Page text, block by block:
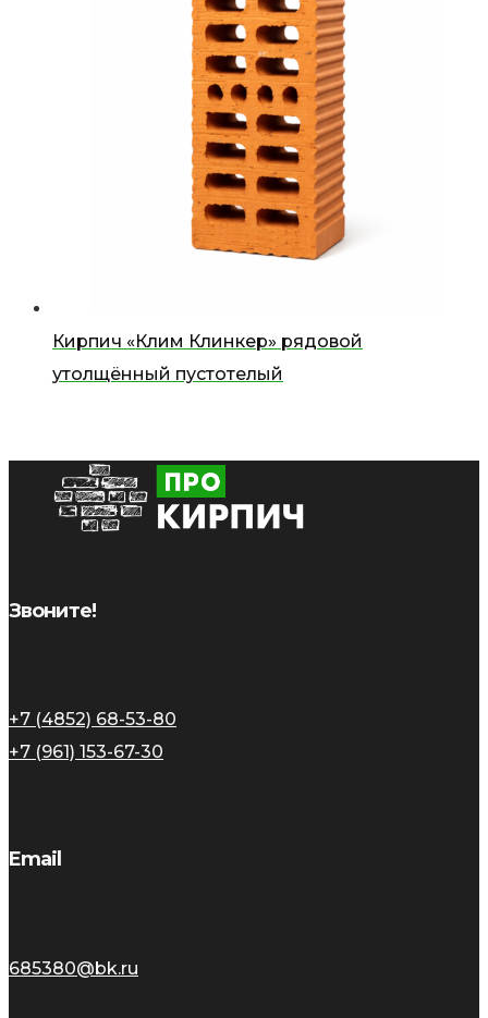
Кирпич «Клим Клинкер» рядовой
утолщённый пустотелый
Звоните!
+7 (4852) 68-53-80
+7 (961) 153-67-30
Email
685380@bk.ru